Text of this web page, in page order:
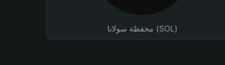
محفظة سولانا (SOL)